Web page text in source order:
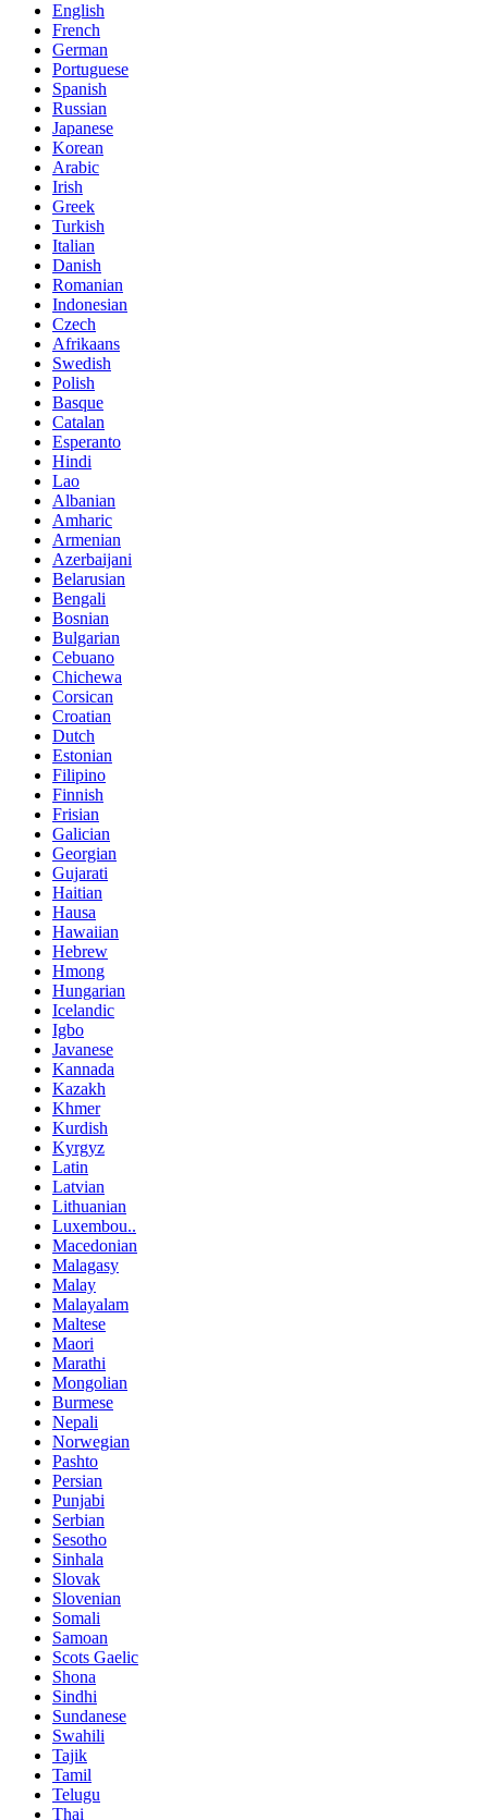
English
French
German
Portuguese
Spanish
Russian
Japanese
Korean
Arabic
Irish
Greek
Turkish
Italian
Danish
Romanian
Indonesian
Czech
Afrikaans
Swedish
Polish
Basque
Catalan
Esperanto
Hindi
Lao
Albanian
Amharic
Armenian
Azerbaijani
Belarusian
Bengali
Bosnian
Bulgarian
Cebuano
Chichewa
Corsican
Croatian
Dutch
Estonian
Filipino
Finnish
Frisian
Galician
Georgian
Gujarati
Haitian
Hausa
Hawaiian
Hebrew
Hmong
Hungarian
Icelandic
Igbo
Javanese
Kannada
Kazakh
Khmer
Kurdish
Kyrgyz
Latin
Latvian
Lithuanian
Luxembou..
Macedonian
Malagasy
Malay
Malayalam
Maltese
Maori
Marathi
Mongolian
Burmese
Nepali
Norwegian
Pashto
Persian
Punjabi
Serbian
Sesotho
Sinhala
Slovak
Slovenian
Somali
Samoan
Scots Gaelic
Shona
Sindhi
Sundanese
Swahili
Tajik
Tamil
Telugu
Thai